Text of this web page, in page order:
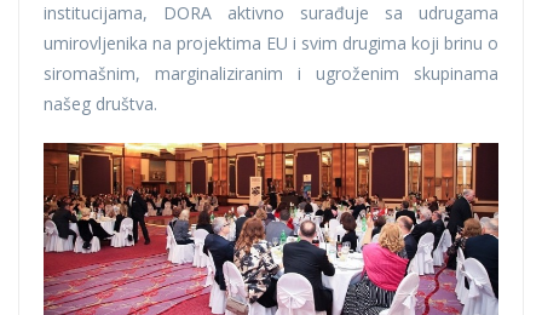
institucijama, DORA aktivno surađuje sa udrugama
umirovljenika na projektima EU i svim drugima koji brinu o
siromašnim, marginaliziranim i ugroženim skupinama
našeg društva.